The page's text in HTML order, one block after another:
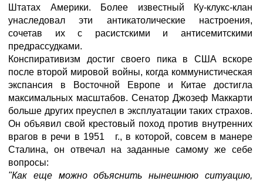
Штатах Америки. Более известный Ку-клукс-клан
унаследовал эти антикатолические настроения,
сочетав их с расистскими и антисемитскими
предрассудками.
Конспиративизм достиг своего пика в США вскоре
после второй мировой войны, когда коммунистическая
экспансия в Восточной Европе и Китае достигла
максимальных масштабов. Сенатор Джозеф Маккарти
больше других преуспел в эксплуатации таких страхов.
Он объявил свой крестовый поход против внутренних
врагов в речи в 1951 г., в которой, совсем в манере
Сталина, он отвечал на заданные самому же себе
вопросы:
"Как еще можно объяснить нынешнюю ситуацию,